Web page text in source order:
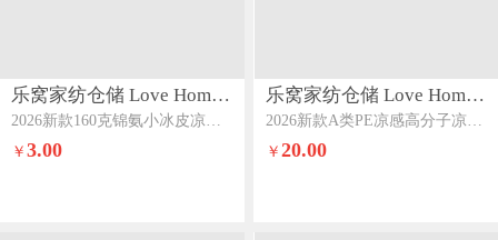
乐窝家纺仓储 Love Home LWJFCCLOVEHOME863
2026新款160克锦氨小冰皮凉感床笠冰丝床笠可做凉席床笠款床垫席梦思保护罩单件带枕套组合图
￥3.00
乐窝家纺仓储 Love Home LWJFCCLOVEHOME862
2026新款A类PE凉感高分子凉席凉豆豆凉席床笠款席子空调软席反面三明治透气网眼量大价优高级灰-床笠款
￥ 20.00